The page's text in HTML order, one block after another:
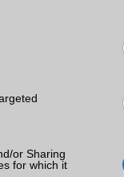
or Sharing
for which it
Nincs